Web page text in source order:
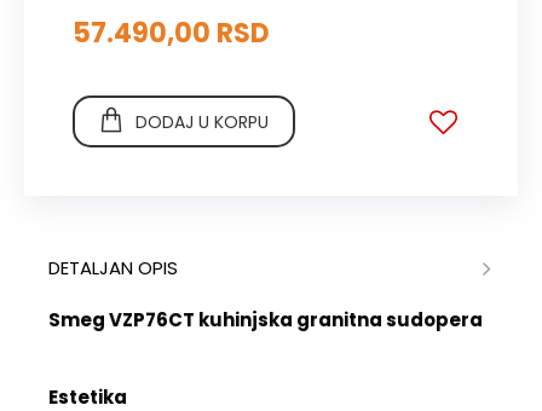
57.490,00 RSD
DODAJ U KORPU
DETALJAN OPIS
Smeg VZP76CT kuhinjska granitna sudopera
Estetika